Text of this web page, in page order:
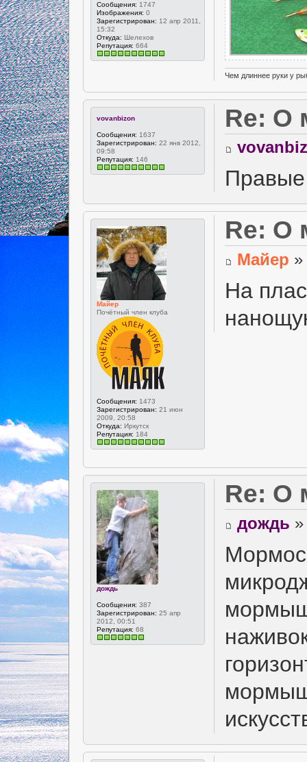
Сообщения: 1747
Изображения: 0
Зарегистрирован: 12 апр 2011,
15:32
Откуда: Шелехов
Репутация: 664
Чем длиннее руки у
vovanbizon
Сообщения: 1637
Зарегистрирован: 22 янв 2012,
09:58
Репутация: 146
Re: О
Правые
Майер
Почётный член клуба
Сообщения: 1473
Зарегистрирован: 21 июн
2009, 20:58
Откуда: Иркутск
Репутация: 184
Re: О
Майер
На
дождь
Сообщения: 387
Зарегистрирован: 25 апр
2012, 00:51
Репутация: 68
Re: О
дождь